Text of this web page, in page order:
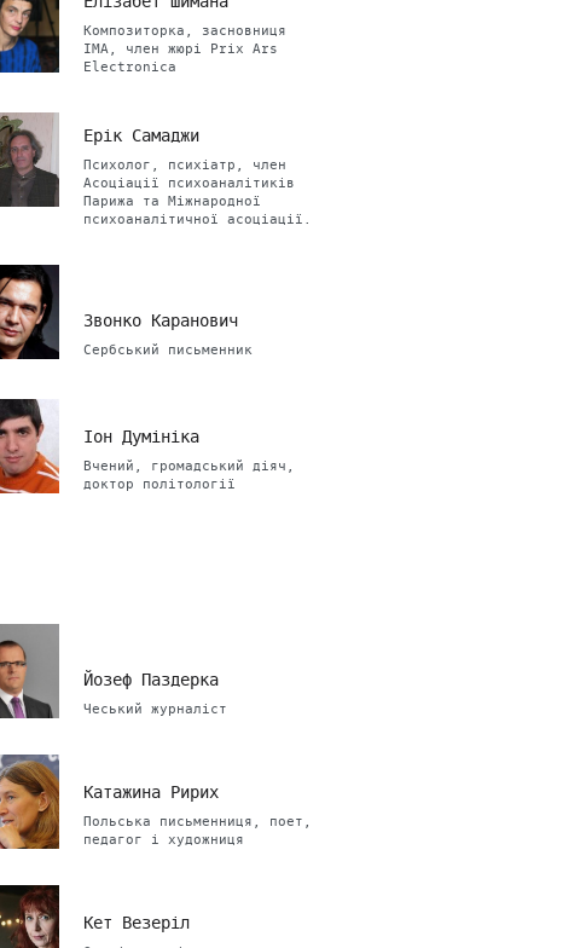
Композиторка, засновниця
ІМА, член жюрі Prix Ars
Electronica
Ерік Самаджи
Психолог, психіатр, член
Асоціації психоаналітиків
Парижа та Міжнародної
психоаналітичної асоціації.
Звонко Каранович
Сербський письменник
Іон Думініка
Вчений, громадський діяч,
доктор політології
Йозеф Паздерка
Чеський журналіст
Катажина Ририх
Польська письменниця, поет,
педагог і художниця
Кет Везеріл